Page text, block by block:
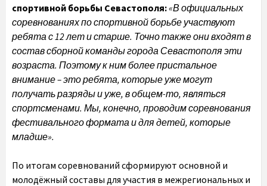
спортивной борьбы Севастополя:«В официальных
соревнованиях по спортивной борьбе участвуют
ребята с 12 лет и старше. Точно также они входят в
состав сборной команды города Севастополя эти
возраста. Поэтому к ним более пристальное
внимание – это ребята, которые уже могут
получать разряды и уже, в общем-то, являться
спортсменами. Мы, конечно, проводим соревнования
фестивального формата и для детей, которые
младше».
По итогам соревнований сформируют основной и
молодёжный составы для участия в межрегиональных и